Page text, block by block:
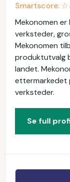
Smartscore: ☆
Mekonomen er
verksteder,
Mekonomen
produktutvalg
landet.
ettermarkedet
verksteder.
Se full